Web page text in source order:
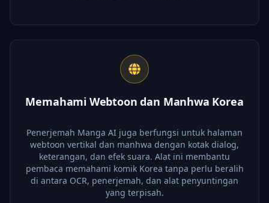
Memahami Webtoon dan Manhwa Korea
Penerjemah Manga AI juga berfungsi untuk halaman
webtoon vertikal dan manhwa dengan kotak dialog,
keterangan, dan efek suara. Alat ini membantu
pembaca memahami komik Korea tanpa perlu beralih
di antara OCR, penerjemah, dan alat penyuntingan
yang terpisah.